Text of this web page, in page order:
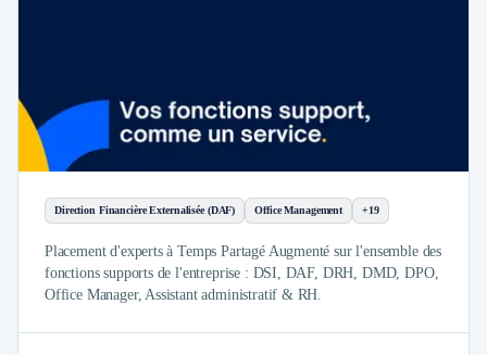
Direction Financière Externalisée (DAF) Office Management +19
Placement d'experts à Temps Partagé Augmenté sur l'ensemble des
fonctions supports de l'entreprise : DSI, DAF, DRH, DMD, DPO,
Office Manager, Assistant administratif & RH.